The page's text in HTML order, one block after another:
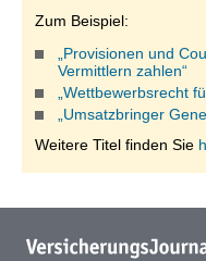
Zum Beispiel:
„Provisionen und
Vermittlern zahlen“
„Wettbewerbsrecht
„Umsatzbringer
Weitere Titel finden Sie